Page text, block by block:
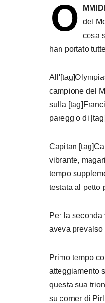
O del
cosa
han portato
campione del
sulla
pareggio di
Capitan
vibrante,
tempo
testata al petto
Per la seconda
aveva prevalso
Primo tempo
atteggiamento
questa sua
su corner di